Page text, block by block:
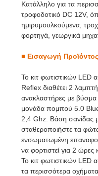
Κατάλληλο για τα
τροφοδοτικό DC 12V,
ημιρυμουλκούμενα,
φορτηγά, γεωργικά
■ Εισαγωγή Προϊόντος
Το κιτ φωτιστικών LED
Reflex διαθέτει 2
ανακλαστήρες με βύσμα
μονάδα πομπού 5.0
2,4 Ghz. Βάση σανίδας
σταθεροποιήστε τα
ενσωματωμένη
να φορτιστεί για 2 ώρες
Το κιτ φωτιστικών LED
τα περισσότερα